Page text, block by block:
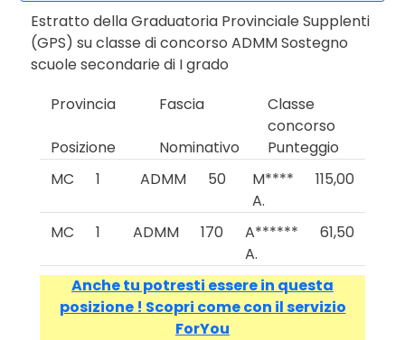
Estratto della Graduatoria Provinciale Supplenti
(GPS) su classe di concorso ADMM Sostegno
scuole secondarie di I grado
Provincia
Fascia
Classe
concorso
Posizione
Nominativo
Punteggio
MC
1 ADMM 50
M****
A.
115,00
MC 1 ADMM 170
A******
A.
61,50
Anche tu potresti essere in questa
posizione ! Scopri come con il servizio
ForYou